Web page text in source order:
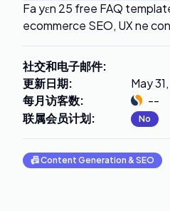
Fa yɛn 25 free FAQ
ecommerce SEO, UX ne
社交和电子邮件:
更新日期:
May
每月访客数:
--
联属会员计划: No
📠Content Generation & SEO